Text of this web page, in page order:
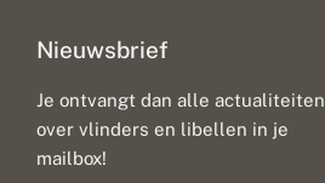
Nieuwsbrief
Je ontvangt dan alle actualiteiten
over vlinders en libellen in je
mailbox!